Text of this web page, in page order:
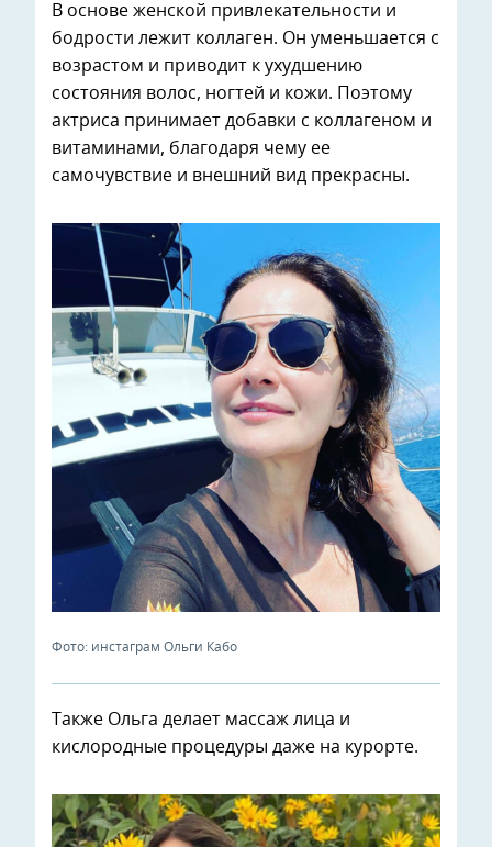
В основе женской привлекательности и
бодрости лежит коллаген. Он уменьшается с
возрастом и приводит к ухудшению
состояния волос, ногтей и кожи. Поэтому
актриса принимает добавки с коллагеном и
витаминами, благодаря чему ее
самочувствие и внешний вид прекрасны.
Фото: инстаграм Ольги Кабо
Также Ольга делает массаж лица и
кислородные процедуры даже на курорте.